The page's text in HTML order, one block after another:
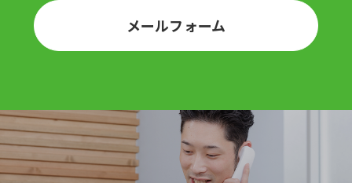
メールフォーム